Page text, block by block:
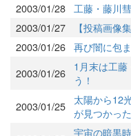
2003/01/28 工藤・藤川
2003/01/27
【投稿画像
2003/01/26 再び闇に包
2003/01/26
1月末は工藤
う！
2003/01/25
太陽から12
が見つかった
宇宙の暗黒